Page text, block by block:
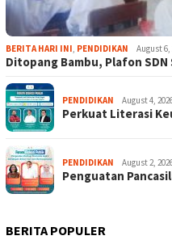
BERITA HARI INI, PENDIDIKAN August 6,
Ditopang Bambu, Plafon
PENDIDIKAN August 4,
Perkuat Literasi
PENDIDIKAN August 2,
Penguatan
BERITA POPULER